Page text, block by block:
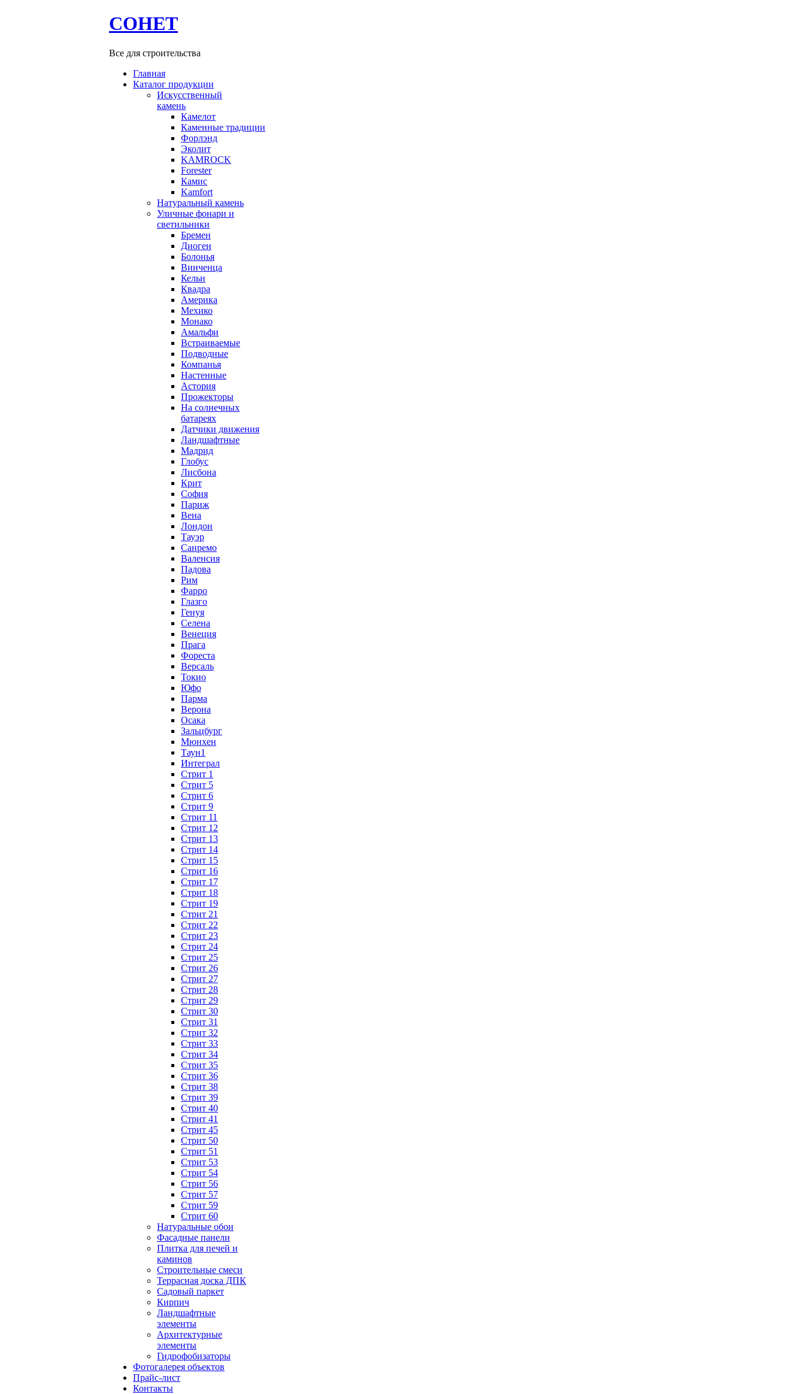
СОНЕТ
Все для строительства
Главная
Каталог продукции
Искусственный
камень
Камелот
Каменные традиции
Форлэнд
Эколит
KAMROCK
Forester
Камис
Kamfort
Натуральный камень
Уличные фонари и
светильники
Бремен
Диоген
Болонья
Винченца
Кельн
Квадра
Америка
Мехико
Монако
Амальфи
Встраиваемые
Подводные
Компанья
Настенные
Астория
Прожекторы
На солнечных
батареях
Датчики движения
Ландшафтные
Мадрид
Глобус
Лисбона
Крит
София
Париж
Вена
Лондон
Тауэр
Санремо
Валенсия
Падова
Рим
Фарро
Глазго
Генуя
Селена
Венеция
Прага
Фореста
Версаль
Токио
Юфо
Парма
Верона
Осака
Зальцбург
Мюнхен
Таун1
Интеграл
Стрит 1
Стрит 5
Стрит 6
Стрит 9
Стрит 11
Стрит 12
Стрит 13
Стрит 14
Стрит 15
Стрит 16
Стрит 17
Стрит 18
Стрит 19
Стрит 21
Стрит 22
Стрит 23
Стрит 24
Стрит 25
Стрит 26
Стрит 27
Стрит 28
Стрит 29
Стрит 30
Стрит 31
Стрит 32
Стрит 33
Стрит 34
Стрит 35
Стрит 36
Стрит 38
Стрит 39
Стрит 40
Стрит 41
Стрит 45
Стрит 50
Стрит 51
Стрит 53
Стрит 54
Стрит 56
Стрит 57
Стрит 59
Стрит 60
Натуральные обои
Фасадные панели
Плитка для печей и
каминов
Строительные смеси
Террасная доска ДПК
Садовый паркет
Кирпич
Ландшафтные
элементы
Архитектурные
элементы
Гидрофобизаторы
Фотогалерея объектов
Прайс-лист
Контакты